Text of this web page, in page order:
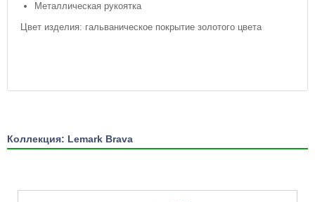
Металлическая рукоятка
Цвет изделия: гальваническое покрытие золотого цвета
Коллекция: Lemark Brava